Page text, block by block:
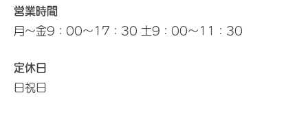
営業時間
月～金9：00～17：30 土9：00～11：30
定休日
日祝日